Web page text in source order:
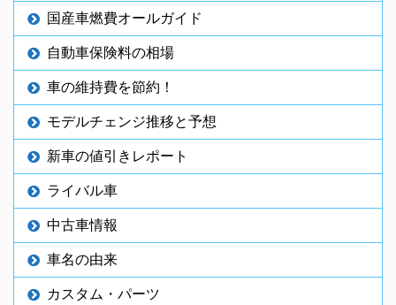
国産車燃費オールガイド
自動車保険料の相場
車の維持費を節約！
モデルチェンジ推移と予想
新車の値引きレポート
ライバル車
中古車情報
車名の由来
カスタム・パーツ